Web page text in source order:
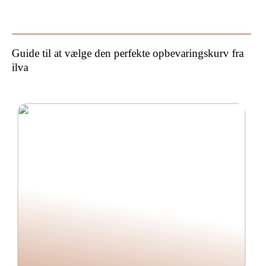
Guide til at vælge den perfekte opbevaringskurv fra
ilva